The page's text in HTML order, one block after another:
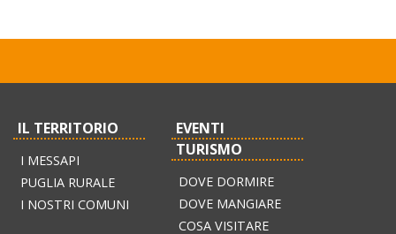
IL TERRITORIO
I MESSAPI
PUGLIA RURALE
I NOSTRI COMUNI
EVENTI
TURISMO
DOVE DORMIRE
DOVE MANGIARE
COSA VISITARE